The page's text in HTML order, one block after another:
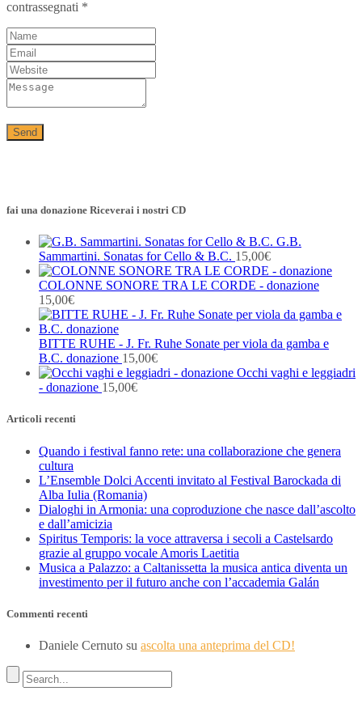
contrassegnati *
fai una donazione Riceverai i nostri CD
G.B.
Sammartini. Sonatas for Cello & B.C. 15,00€
COLONNE SONORE TRA LE CORDE - donazione
15,00€
BITTE RUHE - J. Fr. Ruhe Sonate per viola da gamba e
B.C. donazione 15,00€
Occhi vaghi e leggiadri
- donazione 15,00€
Articoli recenti
Quando i festival fanno rete: una collaborazione che genera
cultura
L’Ensemble Dolci Accenti invitato al Festival Barockada di
Alba Iulia (Romania)
Dialoghi in Armonia: una coproduzione che nasce dall’ascolto
e dall’amicizia
Spiritus Temporis: la voce attraversa i secoli a Castelsardo
grazie al gruppo vocale Amoris Laetitia
Musica a Palazzo: a Caltanissetta la musica antica diventa un
investimento per il futuro anche con l’accademia Galán
Commenti recenti
Daniele Cernuto su ascolta una anteprima del CD!